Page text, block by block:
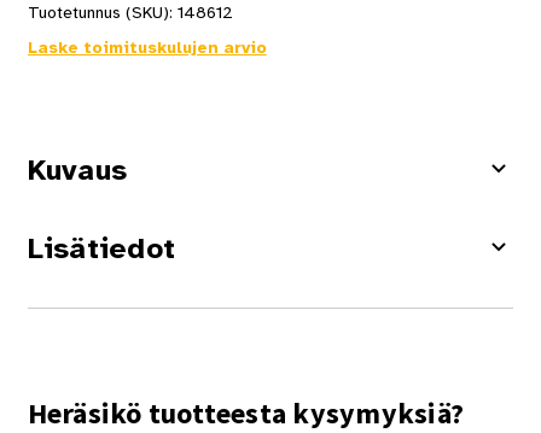
Tuotetunnus (SKU): 148612
Laske toimituskulujen arvio
Kuvaus
Lisätiedot
Heräsikö tuotteesta kysymyksiä?